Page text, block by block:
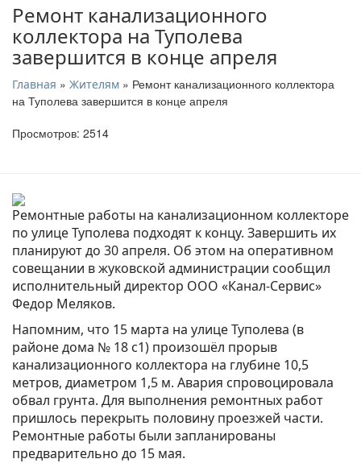
Ремонт канализационного
коллектора на Туполева
завершится в конце апреля
Главная » Жителям » Ремонт канализационного коллектора
на Туполева завершится в конце апреля
Просмотров: 2514
Ремонтные работы на канализационном коллекторе
по улице Туполева подходят к концу. Завершить их
планируют до 30 апреля. Об этом на оперативном
совещании в жуковской администрации сообщил
исполнительный директор ООО «Канал-Сервис»
Федор Меляков.
Напомним, что 15 марта на улице Туполева (в
районе дома № 18 с1) произошёл прорыв
канализационного коллектора на глубине 10,5
метров, диаметром 1,5 м. Авария спровоцировала
обвал грунта. Для выполнения ремонтных работ
пришлось перекрыть половину проезжей части.
Ремонтные работы были запланированы
предварительно до 15 мая.